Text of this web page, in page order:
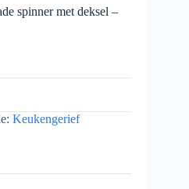
spinner met deksel –
Keukengerief